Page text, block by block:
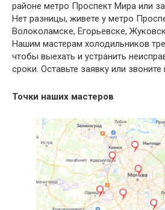
районе метро Проспект Мира или
Нет разницы, живете у метро
Волоколамске, Егорьевске,
Нашим мастерам холодильников
чтобы выехать и устранить
сроки. Оставьте заявку или звоните
Точки наших мастеров